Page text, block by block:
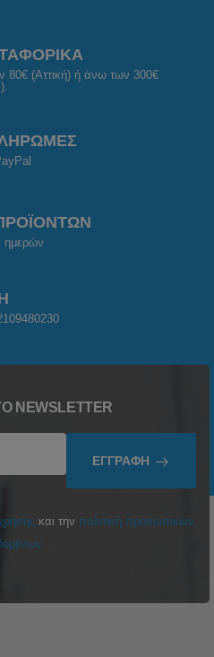
80€ (Αττική) ή άνω των 300€
ημερών
NEWSLETTER
ΕΓΓΡΑΦΉ
και την πολιτική προσωπικών